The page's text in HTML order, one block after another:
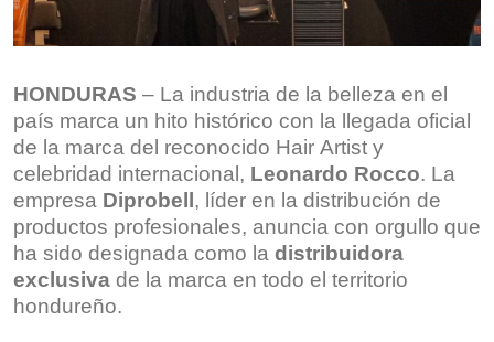
HONDURAS – La industria de la belleza en el
país marca un hito histórico con la llegada oficial
de la marca del reconocido Hair Artist y
celebridad internacional, Leonardo Rocco. La
empresa Diprobell, líder en la distribución de
productos profesionales, anuncia con orgullo que
ha sido designada como la distribuidora
exclusiva de la marca en todo el territorio
hondureño.